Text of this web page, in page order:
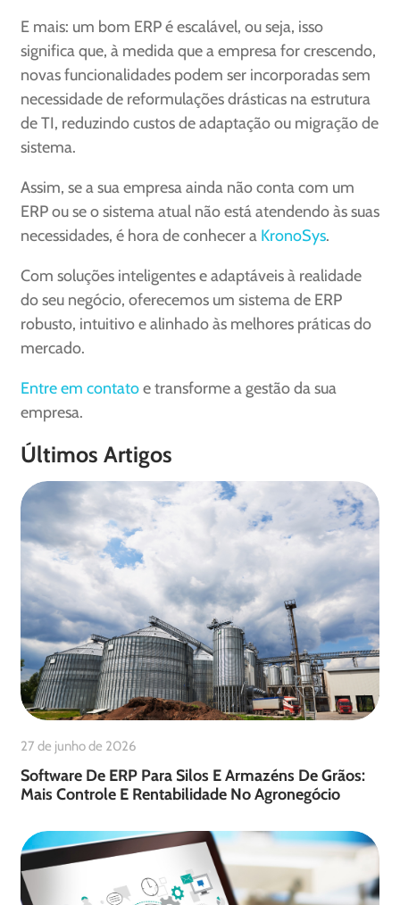
E mais: um bom ERP é escalável, ou seja, isso
significa que, à medida que a empresa for crescendo,
novas funcionalidades podem ser incorporadas sem
necessidade de reformulações drásticas na estrutura
de TI, reduzindo custos de adaptação ou migração de
sistema.
Assim, se a sua empresa ainda não conta com um
ERP ou se o sistema atual não está atendendo às suas
necessidades, é hora de conhecer a KronoSys.
Com soluções inteligentes e adaptáveis à realidade
do seu negócio, oferecemos um sistema de ERP
robusto, intuitivo e alinhado às melhores práticas do
mercado.
Entre em contatoe transforme a gestão da sua
empresa.
Últimos Artigos
27 de junho de 2026
Software De ERP Para Silos E Armazéns De Grãos:
Mais Controle E Rentabilidade No Agronegócio